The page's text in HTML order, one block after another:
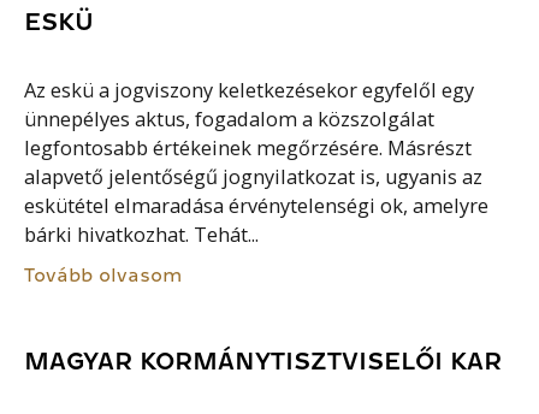
ESKÜ
Az eskü a jogviszony keletkezésekor egyfelől egy
ünnepélyes aktus, fogadalom a közszolgálat
legfontosabb értékeinek megőrzésére. Másrészt
alapvető jelentőségű jognyilatkozat is, ugyanis az
eskütétel elmaradása érvénytelenségi ok, amelyre
bárki hivatkozhat. Tehát...
Tovább olvasom
MAGYAR KORMÁNYTISZTVISELŐI KAR